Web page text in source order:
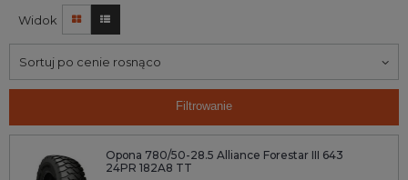
Średnica
Producent
Nośność
Widok
Sortuj po cenie rosnąco
Filtrowanie
Opona 780/50-28.5 Alliance Forestar III 643
24PR 182A8 TT